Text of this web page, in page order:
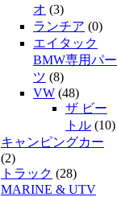
オ (3)
ランチア (0)
エイタック
BMW専用パー
ツ (8)
VW (48)
ザ ビー
トル (10)
キャンピングカー
(2)
トラック (28)
MARINE & UTV